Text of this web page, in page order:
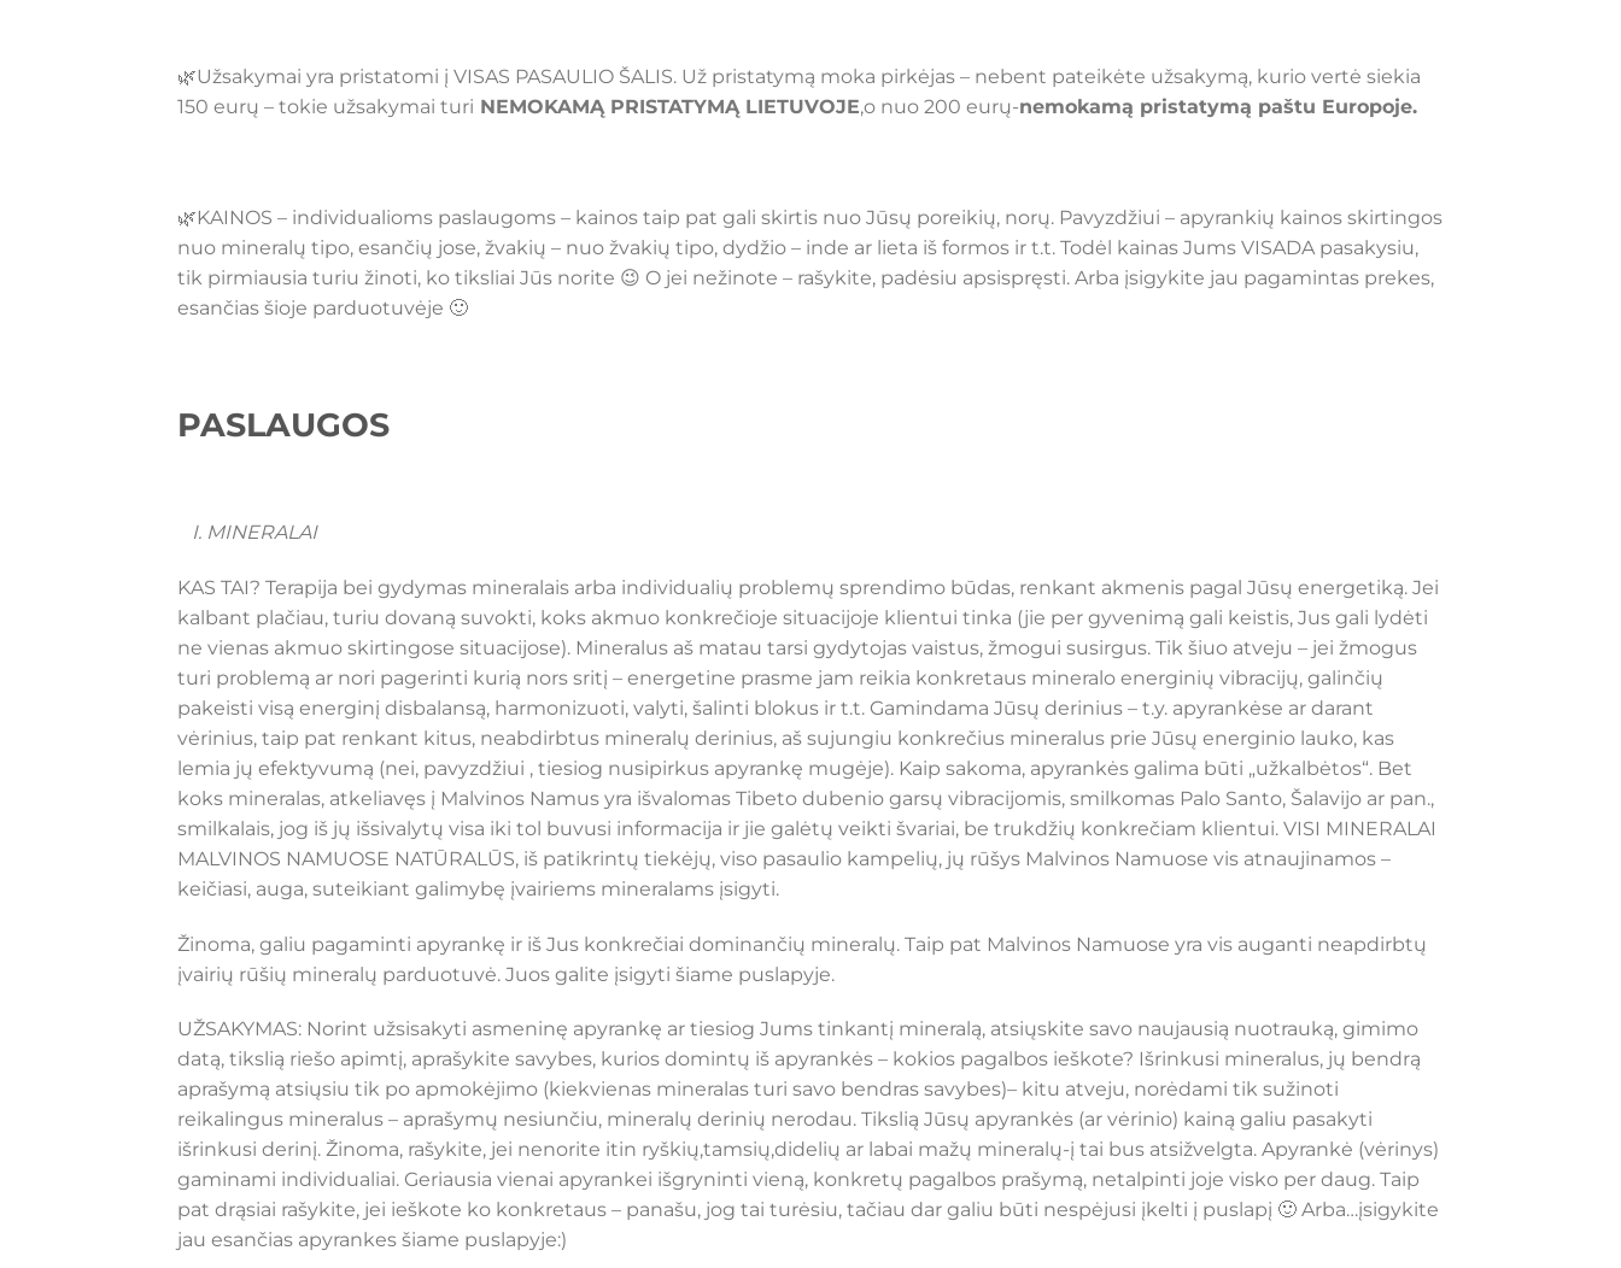
🌿Užsakymai yra pristatomi į VISAS PASAULIO ŠALIS. Už pristatymą moka pirkėjas – nebent pateikėte užsakymą, kurio vertė siekia
150 eurų – tokie užsakymai turi NEMOKAMĄ PRISTATYMĄ LIETUVOJE,o nuo 200 eurų-nemokamą pristatymą paštu Europoje.
🌿KAINOS – individualioms paslaugoms – kainos taip pat gali skirtis nuo Jūsų poreikių, norų. Pavyzdžiui – apyrankių kainos skirtingos
nuo mineralų tipo, esančių jose, žvakių – nuo žvakių tipo, dydžio – inde ar lieta iš formos ir t.t. Todėl kainas Jums VISADA pasakysiu,
tik pirmiausia turiu žinoti, ko tiksliai Jūs norite 😉 O jei nežinote – rašykite, padėsiu apsispręsti. Arba įsigykite jau pagamintas prekes,
esančias šioje parduotuvėje 🙂
PASLAUGOS
I. MINERALAI
KAS TAI? Terapija bei gydymas mineralais arba individualių problemų sprendimo būdas, renkant akmenis pagal Jūsų energetiką. Jei
kalbant plačiau, turiu dovaną suvokti, koks akmuo konkrečioje situacijoje klientui tinka (jie per gyvenimą gali keistis, Jus gali lydėti
ne vienas akmuo skirtingose situacijose). Mineralus aš matau tarsi gydytojas vaistus, žmogui susirgus. Tik šiuo atveju – jei žmogus
turi problemą ar nori pagerinti kurią nors sritį – energetine prasme jam reikia konkretaus mineralo energinių vibracijų, galinčių
pakeisti visą energinį disbalansą, harmonizuoti, valyti, šalinti blokus ir t.t. Gamindama Jūsų derinius – t.y. apyrankėse ar darant
vėrinius, taip pat renkant kitus, neabdirbtus mineralų derinius, aš sujungiu konkrečius mineralus prie Jūsų energinio lauko, kas
lemia jų efektyvumą (nei, pavyzdžiui , tiesiog nusipirkus apyrankę mugėje). Kaip sakoma, apyrankės galima būti „užkalbėtos“. Bet
koks mineralas, atkeliavęs į Malvinos Namus yra išvalomas Tibeto dubenio garsų vibracijomis, smilkomas Palo Santo, Šalavijo ar pan.,
smilkalais, jog iš jų išsivalytų visa iki tol buvusi informacija ir jie galėtų veikti švariai, be trukdžių konkrečiam klientui. VISI MINERALAI
MALVINOS NAMUOSE NATŪRALŪS, iš patikrintų tiekėjų, viso pasaulio kampelių, jų rūšys Malvinos Namuose vis atnaujinamos –
keičiasi, auga, suteikiant galimybę įvairiems mineralams įsigyti.
Žinoma, galiu pagaminti apyrankę ir iš Jus konkrečiai dominančių mineralų. Taip pat Malvinos Namuose yra vis auganti neapdirbtų
įvairių rūšių mineralų parduotuvė. Juos galite įsigyti šiame puslapyje.
UŽSAKYMAS: Norint užsisakyti asmeninę apyrankę ar tiesiog Jums tinkantį mineralą, atsiųskite savo naujausią nuotrauką, gimimo
datą, tikslią riešo apimtį, aprašykite savybes, kurios domintų iš apyrankės – kokios pagalbos ieškote? Išrinkusi mineralus, jų bendrą
aprašymą atsiųsiu tik po apmokėjimo (kiekvienas mineralas turi savo bendras savybes)– kitu atveju, norėdami tik sužinoti
reikalingus mineralus – aprašymų nesiunčiu, mineralų derinių nerodau. Tikslią Jūsų apyrankės (ar vėrinio) kainą galiu pasakyti
išrinkusi derinį. Žinoma, rašykite, jei nenorite itin ryškių,tamsių,didelių ar labai mažų mineralų-į tai bus atsižvelgta. Apyrankė (vėrinys)
gaminami individualiai. Geriausia vienai apyrankei išgryninti vieną, konkretų pagalbos prašymą, netalpinti joje visko per daug. Taip
pat drąsiai rašykite, jei ieškote ko konkretaus – panašu, jog tai turėsiu, tačiau dar galiu būti nespėjusi įkelti į puslapį 🙂 Arba…įsigykite
jau esančias apyrankes šiame puslapyje:)